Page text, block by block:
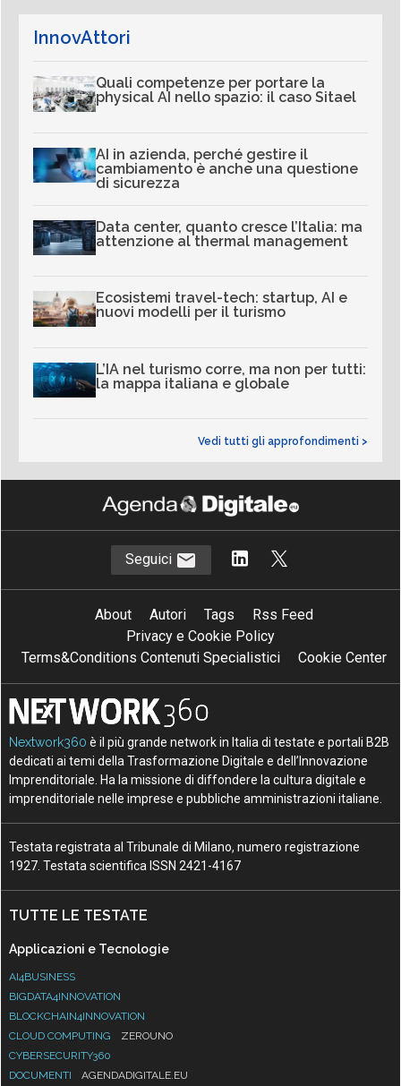
InnovAttori
Quali competenze per portare la
physical AI nello spazio: il caso Sitael
AI in azienda, perché gestire il
cambiamento è anche una questione
di sicurezza
Data center, quanto cresce l’Italia: ma
attenzione al thermal management
Ecosistemi travel-tech: startup, AI e
nuovi modelli per il turismo
L’IA nel turismo corre, ma non per tutti:
la mappa italiana e globale
Vedi tutti gli approfondimenti >
Seguici
About Autori Tags
Rss Feed
Privacy e Cookie Policy
Terms&Conditions Contenuti Specialistici
Cookie Center
Nextwork360 è il più grande network in Italia di testate e portali B2B
dedicati ai temi della Trasformazione Digitale e dell’Innovazione
Imprenditoriale. Ha la missione di diffondere la cultura digitale e
imprenditoriale nelle imprese e pubbliche amministrazioni italiane.
Testata registrata al Tribunale di Milano, numero registrazione
1927. Testata scientifica ISSN 2421-4167
TUTTE LE TESTATE
Applicazioni e Tecnologie
AI4BUSINESS
BIGDATA4INNOVATION
BLOCKCHAIN4INNOVATION
CLOUD COMPUTING
ZEROUNO
CYBERSECURITY360
DOCUMENTI
AGENDADIGITALE.EU